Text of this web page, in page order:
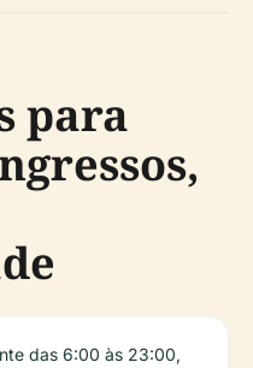
para
das 6:00 às 23:00,